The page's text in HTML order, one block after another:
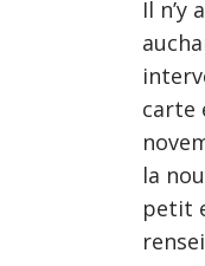
Il n’y
carte
la
petit